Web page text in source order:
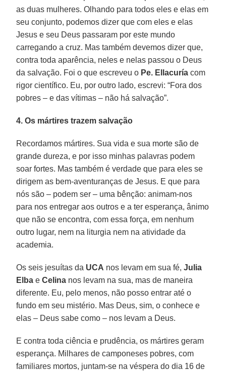
as duas mulheres. Olhando para todos eles e elas em
seu conjunto, podemos dizer que com eles e elas
Jesus e seu Deus passaram por este mundo
carregando a cruz. Mas também devemos dizer que,
contra toda aparência, neles e nelas passou o Deus
da salvação. Foi o que escreveu o Pe. Ellacuría com
rigor científico. Eu, por outro lado, escrevi: “Fora dos
pobres – e das vítimas – não há salvação”.
4. Os mártires trazem salvação
Recordamos mártires. Sua vida e sua morte são de
grande dureza, e por isso minhas palavras podem
soar fortes. Mas também é verdade que para eles se
dirigem as bem-aventuranças de Jesus. E que para
nós são – podem ser – uma bênção: animam-nos
para nos entregar aos outros e a ter esperança, ânimo
que não se encontra, com essa força, em nenhum
outro lugar, nem na liturgia nem na atividade da
academia.
Os seis jesuítas da UCA nos levam em sua fé,Julia
Elba eCelina nos levam na sua, mas de maneira
diferente. Eu, pelo menos, não posso entrar até o
fundo em seu mistério. Mas Deus, sim, o conhece e
elas – Deus sabe como – nos levam a Deus.
E contra toda ciência e prudência, os mártires geram
esperança. Milhares de camponeses pobres, com
familiares mortos, juntam-se na véspera do dia 16 de